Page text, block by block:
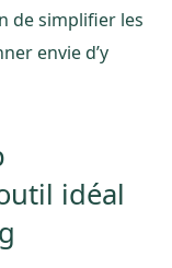
de simplifier les
envie d’y
idéal